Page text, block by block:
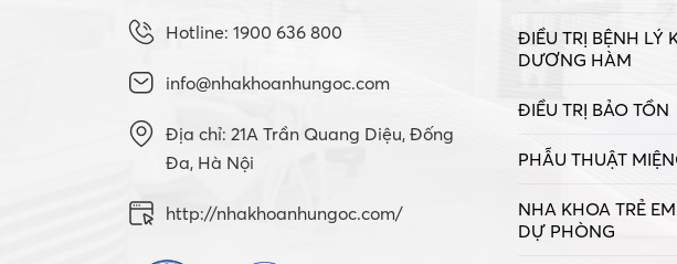
Hotline: 1900 636 800
info@nhakhoanhungoc.com
Địa chỉ: 21A Trần Quang Diệu, Đống
Đa, Hà Nội
http://nhakhoanhungoc.com/
ĐIỀU TRỊ BỆNH LÝ
DƯƠNG HÀM
ĐIỀU TRỊ BẢO TỒN
PHẪU THUẬT
NHA KHOA TRẺ
DỰ PHÒNG